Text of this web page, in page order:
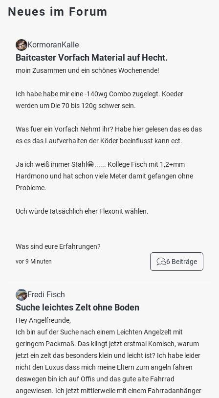
Neues im Forum
KormoranKalle
Baitcaster Vorfach Material auf Hecht.
moin Zusammen und ein schönes Wochenende!
Ich habe habe mir eine -140wg Combo zugelegt. Koeder
werden um Die 70 bis 120g schwer sein.
Was fuer ein Vorfach Nehmt ihr? Habe hier gelesen das es das
es es das Laufverhalten der Köder beeinflusst kann ect.
Ja ich weiß immer Stahl😁...... Kollege Fisch mit 1,2+mm
Hardmono und hat schon viele Meter damit gefangen ohne
Probleme.
Uch würde tatsächlich eher Flexonit wählen.
Was sind eure Erfahrungen?
vor 9 Minuten 6 Beiträge
Fredi Fisch
Suche leichtes Zelt ohne Boden
Hey Angelfreunde,
Ich bin auf der Suche nach einem Leichten Angelzelt mit
geringem Packmaß. Das klingt jetzt erstmal Komisch, warum
jetzt ein zelt das besonders klein und leicht ist? Ich habe leider
nicht den Luxus dass mich meine Eltern zum angeln fahren
deswegen bin ich auf Offis und das gute alte Fahrrad
angewiesen. Ich jetzt mittlerweile mit einem Fahrradanhänger